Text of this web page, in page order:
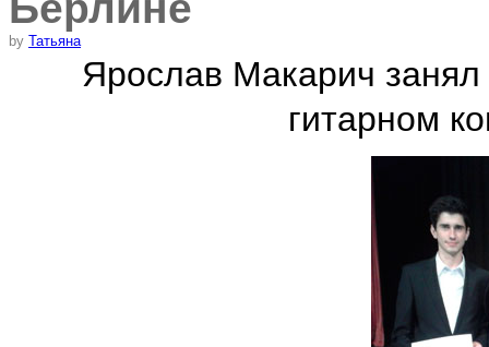
by Татьяна
Ярослав Макарич
гитарном